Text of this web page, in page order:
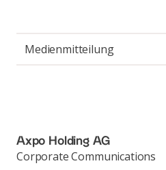
Medienmitteilung
Axpo Holding AG
Corporate Communications